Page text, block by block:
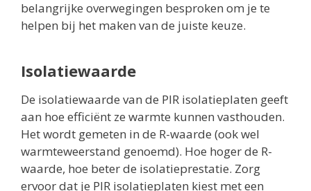
belangrijke overwegingen besproken om je te
helpen bij het maken van de juiste keuze.
Isolatiewaarde
De isolatiewaarde van de PIR isolatieplaten geeft
aan hoe efficiënt ze warmte kunnen vasthouden.
Het wordt gemeten in de R-waarde (ook wel
warmteweerstand genoemd). Hoe hoger de R-
waarde, hoe beter de isolatieprestatie. Zorg
ervoor dat je PIR isolatieplaten kiest met een